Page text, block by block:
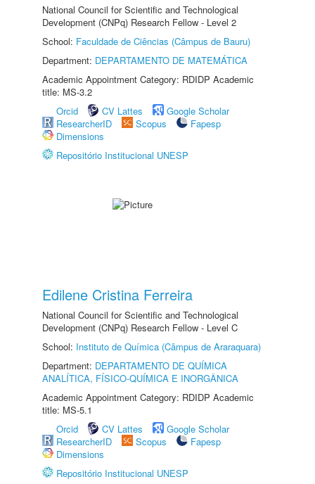
National Council for Scientific and Technological
Development (CNPq) Research Fellow - Level 2
School: Faculdade de Ciências (Câmpus de Bauru)
Department: DEPARTAMENTO DE MATEMÁTICA
Academic Appointment Category: RDIDP Academic
title: MS-3.2
Orcid
CV Lattes
Google Scholar
ResearcherID
Scopus
Fapesp
Dimensions
Repositório Institucional UNESP
Edilene Cristina Ferreira
National Council for Scientific and Technological
Development (CNPq) Research Fellow - Level C
School: Instituto de Química (Câmpus de Araraquara)
Department: DEPARTAMENTO DE QUÍMICA
ANALÍTICA, FÍSICO-QUÍMICA E INORGÂNICA
Academic Appointment Category: RDIDP Academic
title: MS-5.1
Orcid
CV Lattes
Google Scholar
ResearcherID
Scopus
Fapesp
Dimensions
Repositório Institucional UNESP